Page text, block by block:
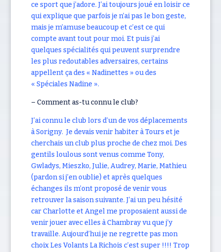
ce sport que j’adore. J’ai toujours joué en loisir ce
qui explique que parfois je n’ai pas le bon geste,
mais je m’amuse beaucoup et c’est ce qui
compte avant tout pour moi. Et puis j’ai
quelques spécialités qui peuvent surprendre
les plus redoutables adversaires, certains
appellent ça des « Nadinettes » ou des
« Spéciales Nadine ».
– Comment as-tu connu le club?
J’ai connu le club lors d’un de vos déplacements
à Sorigny. Je devais venir habiter à Tours et je
cherchais un club plus proche de chez moi. Des
gentils loulous sont venus comme Tony,
Gwladys, Mieszko, Julie, Audrey, Marie, Mathieu
(pardon si j’en oublie) et après quelques
échanges ils m’ont proposé de venir vous
retrouver la saison suivante. J’ai un peu hésité
car Charlotte et Angel me proposaient aussi de
venir jouer avec elles à Chambray vu que j’y
travaille. Aujourd’hui je ne regrette pas mon
choix Les Volants La Richois c’est super !!!! Trop